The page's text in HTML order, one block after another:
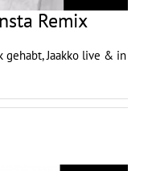
Remix
gehabt, Jaakko live & in